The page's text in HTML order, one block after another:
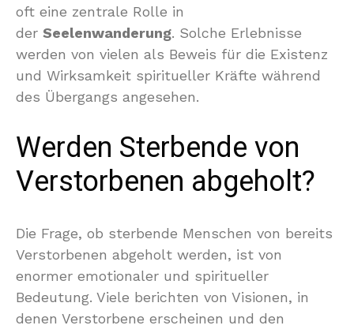
oft eine zentrale Rolle in
der Seelenwanderung. Solche Erlebnisse
werden von vielen als Beweis für die Existenz
und Wirksamkeit spiritueller Kräfte während
des Übergangs angesehen.
Werden Sterbende von
Verstorbenen abgeholt?
Die Frage, ob sterbende Menschen von bereits
Verstorbenen abgeholt werden, ist von
enormer emotionaler und spiritueller
Bedeutung. Viele berichten von Visionen, in
denen Verstorbene erscheinen und den